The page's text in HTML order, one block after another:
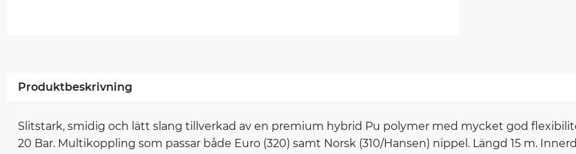
Produktbeskrivning
Slitstark, smidig och lätt slang tillverkad av en premium hybrid Pu polymer med mycket god
20 Bar. Multikoppling som passar både Euro (320) samt Norsk (310/Hansen) nippel. Längd 15 m.